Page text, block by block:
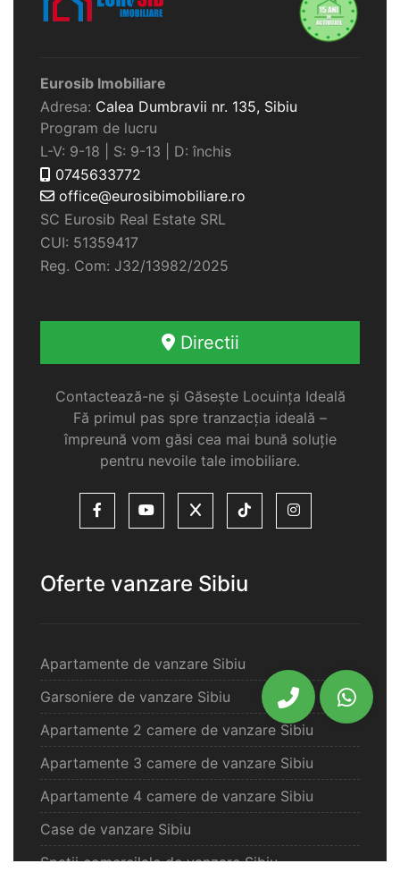
Eurosib Imobiliare
Adresa: Calea Dumbravii nr. 135, Sibiu
Program de lucru
L-V: 9-18 | S: 9-13 | D: închis
0745633772
office@eurosibimobiliare.ro
SC Eurosib Real Estate SRL
CUI: 51359417
Reg. Com: J32/13982/2025
Directii
Contactează-ne și Găsește Locuința Ideală
Fă primul pas spre tranzacția ideală –
împreună vom găsi cea mai bună soluție
pentru nevoile tale imobiliare.
Oferte vanzare Sibiu
Apartamente de vanzare Sibiu
Garsoniere de vanzare Sibiu
Apartamente 2 camere de vanzare Sibiu
Apartamente 3 camere de vanzare Sibiu
Apartamente 4 camere de vanzare Sibiu
Case de vanzare Sibiu
Spatii comercilale de vanzare Sibiu